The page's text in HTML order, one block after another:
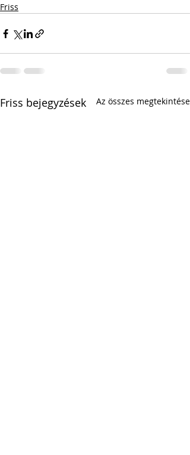
Friss
Friss bejegyzések Az összes megtekintése